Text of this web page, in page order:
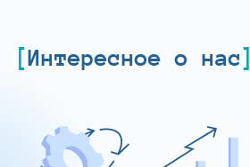
Интересное о нас